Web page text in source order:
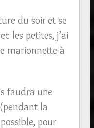
du soir et se
les petites, j’ai
marionnette à
faudra une
la
pour